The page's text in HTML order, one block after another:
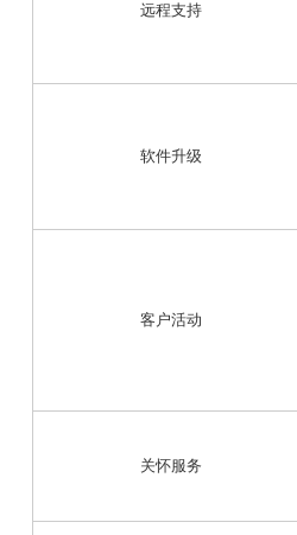
远程支持
软件升级
客户活动
关怀服务